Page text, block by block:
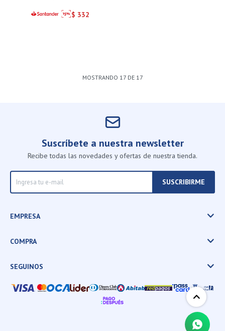
Inigualable
$ 332
MOSTRANDO 17DE 17
Suscríbete a nuestra newsletter
Recibe todas las novedades y ofertas de nuestra tienda.
SUSCRIBIRME
EMPRESA
COMPRA
SEGUINOS